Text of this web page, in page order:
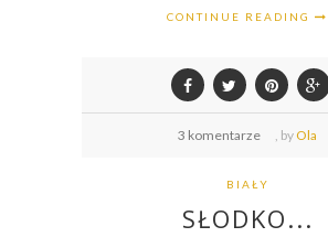
CONTINUE READING
3 komentarze by Ola
BIAŁY
SŁODKO...